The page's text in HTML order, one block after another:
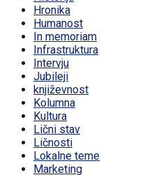
Hronika
Humanost
In memoriam
Infrastruktura
Intervju
Jubileji
književnost
Kolumna
Kultura
Lični stav
Ličnosti
Lokalne teme
Marketing